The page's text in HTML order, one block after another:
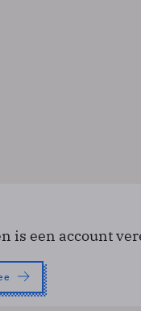
is een account